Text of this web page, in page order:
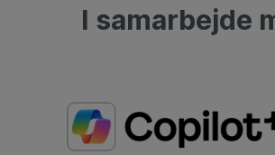
I samarbejde